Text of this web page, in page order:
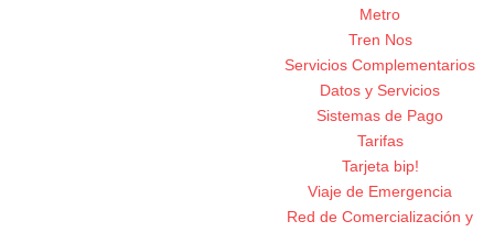
Metro
Tren Nos
Servicios Complementarios
Datos y Servicios
Sistemas de Pago
Tarifas
Tarjeta bip!
Viaje de Emergencia
Red de Comercialización y